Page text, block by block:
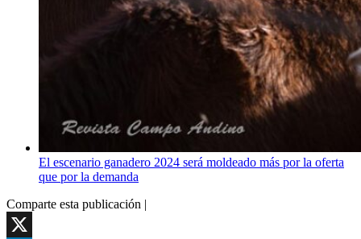
El escenario ganadero 2024 será moldeado más por la oferta
que por la demanda
Comparte esta publicación |